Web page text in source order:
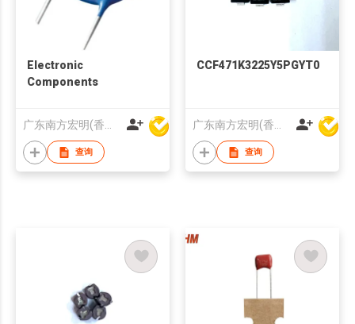
Electronic
Components
查询
CCF471K3225Y5PGYT0
查询